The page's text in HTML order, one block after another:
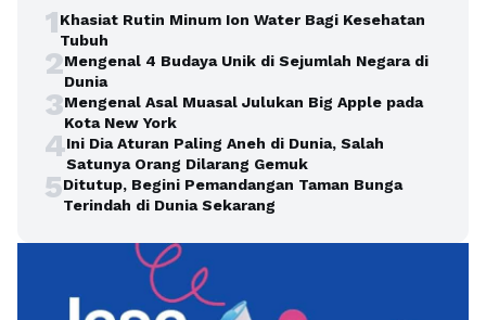
1Khasiat Rutin Minum Ion Water Bagi Kesehatan
Tubuh
2Mengenal 4 Budaya Unik di Sejumlah Negara di
Dunia
3Mengenal Asal Muasal Julukan Big Apple pada
Kota New York
4Ini Dia Aturan Paling Aneh di Dunia, Salah
Satunya Orang Dilarang Gemuk
5Ditutup, Begini Pemandangan Taman Bunga
Terindah di Dunia Sekarang